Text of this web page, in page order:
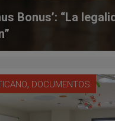
Bonus’: “La
, DOCUMENTOS